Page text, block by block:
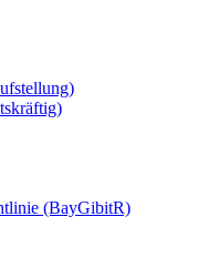
(BayGibitR)